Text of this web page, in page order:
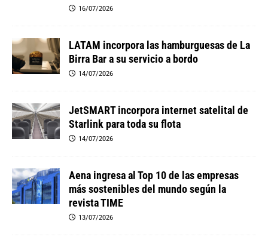
16/07/2026
LATAM incorpora las hamburguesas de La
Birra Bar a su servicio a bordo
14/07/2026
JetSMART incorpora internet satelital de
Starlink para toda su flota
14/07/2026
Aena ingresa al Top 10 de las empresas
más sostenibles del mundo según la
revista TIME
13/07/2026